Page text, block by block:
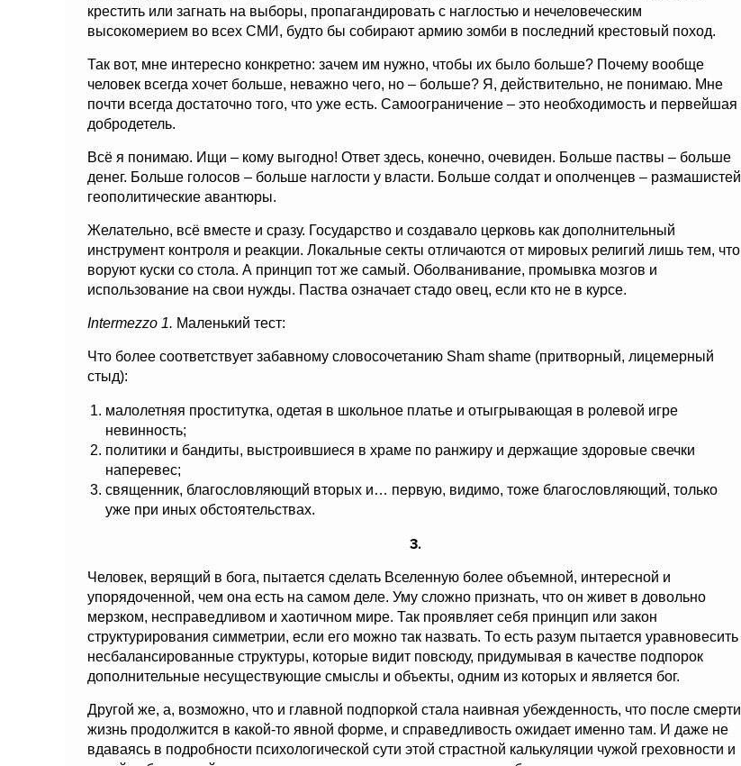
крестить или загнать на выборы, пропагандировать с наглостью и нечеловеческим
высокомерием во всех СМИ, будто бы собирают армию зомби в последний крестовый поход.
Так вот, мне интересно конкретно: зачем им нужно, чтобы их было больше? Почему вообще
человек всегда хочет больше, неважно чего, но – больше? Я, действительно, не понимаю. Мне
почти всегда достаточно того, что уже есть. Самоограничение – это необходимость и первейшая
добродетель.
Всё я понимаю. Ищи – кому выгодно! Ответ здесь, конечно, очевиден. Больше паствы – больше
денег. Больше голосов – больше наглости у власти. Больше солдат и ополченцев – размашистей
геополитические авантюры.
Желательно, всё вместе и сразу. Государство и создавало церковь как дополнительный
инструмент контроля и реакции. Локальные секты отличаются от мировых религий лишь тем, что
воруют куски со стола. А принцип тот же самый. Оболванивание, промывка мозгов и
использование на свои нужды. Паства означает стадо овец, если кто не в курсе.
Intermezzo 1. Маленький тест:
Что более соответствует забавному словосочетанию Sham shame (притворный, лицемерный
стыд):
малолетняя проститутка, одетая в школьное платье и отыгрывающая в ролевой игре
невинность;
политики и бандиты, выстроившиеся в храме по ранжиру и держащие здоровые свечки
наперевес;
священник, благословляющий вторых и… первую, видимо, тоже благословляющий, только
уже при иных обстоятельствах.
3.
Человек, верящий в бога, пытается сделать Вселенную более объемной, интересной и
упорядоченной, чем она есть на самом деле. Уму сложно признать, что он живет в довольно
мерзком, несправедливом и хаотичном мире. Так проявляет себя принцип или закон
структурирования симметрии, если его можно так назвать. То есть разум пытается уравновесить
несбалансированные структуры, которые видит повсюду, придумывая в качестве подпорок
дополнительные несуществующие смыслы и объекты, одним из которых и является бог.
Другой же, а, возможно, что и главной подпоркой стала наивная убежденность, что после смерти
жизнь продолжится в какой-то явной форме, и справедливость ожидает именно там. И даже не
вдаваясь в подробности психологической сути этой страстной калькуляции чужой греховности и